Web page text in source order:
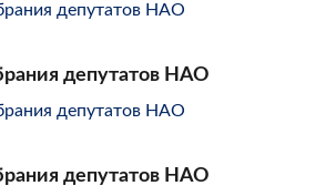
депутатов НАО
депутатов НАО